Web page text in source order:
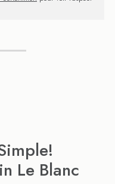
Le Blanc